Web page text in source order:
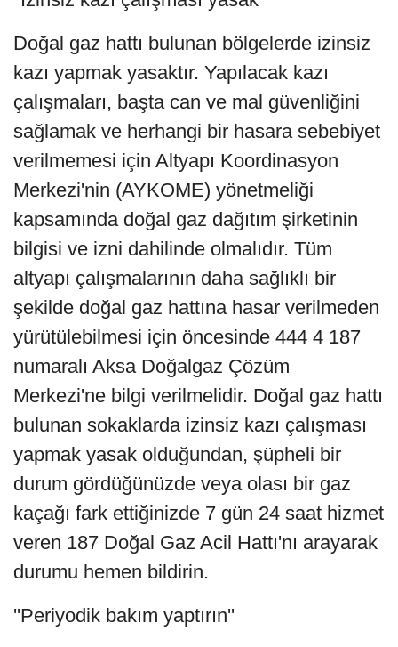
Doğal gaz hattı bulunan bölgelerde izinsiz
kazı yapmak yasaktır. Yapılacak kazı
çalışmaları, başta can ve mal güvenliğini
sağlamak ve herhangi bir hasara sebebiyet
verilmemesi için Altyapı Koordinasyon
Merkezi'nin (AYKOME) yönetmeliği
kapsamında doğal gaz dağıtım şirketinin
bilgisi ve izni dahilinde olmalıdır. Tüm
altyapı çalışmalarının daha sağlıklı bir
şekilde doğal gaz hattına hasar verilmeden
yürütülebilmesi için öncesinde 444 4 187
numaralı Aksa Doğalgaz Çözüm
Merkezi'ne bilgi verilmelidir. Doğal gaz hattı
bulunan sokaklarda izinsiz kazı çalışması
yapmak yasak olduğundan, şüpheli bir
durum gördüğünüzde veya olası bir gaz
kaçağı fark ettiğinizde 7 gün 24 saat hizmet
veren 187 Doğal Gaz Acil Hattı'nı arayarak
durumu hemen bildirin.
''Periyodik bakım yaptırın''